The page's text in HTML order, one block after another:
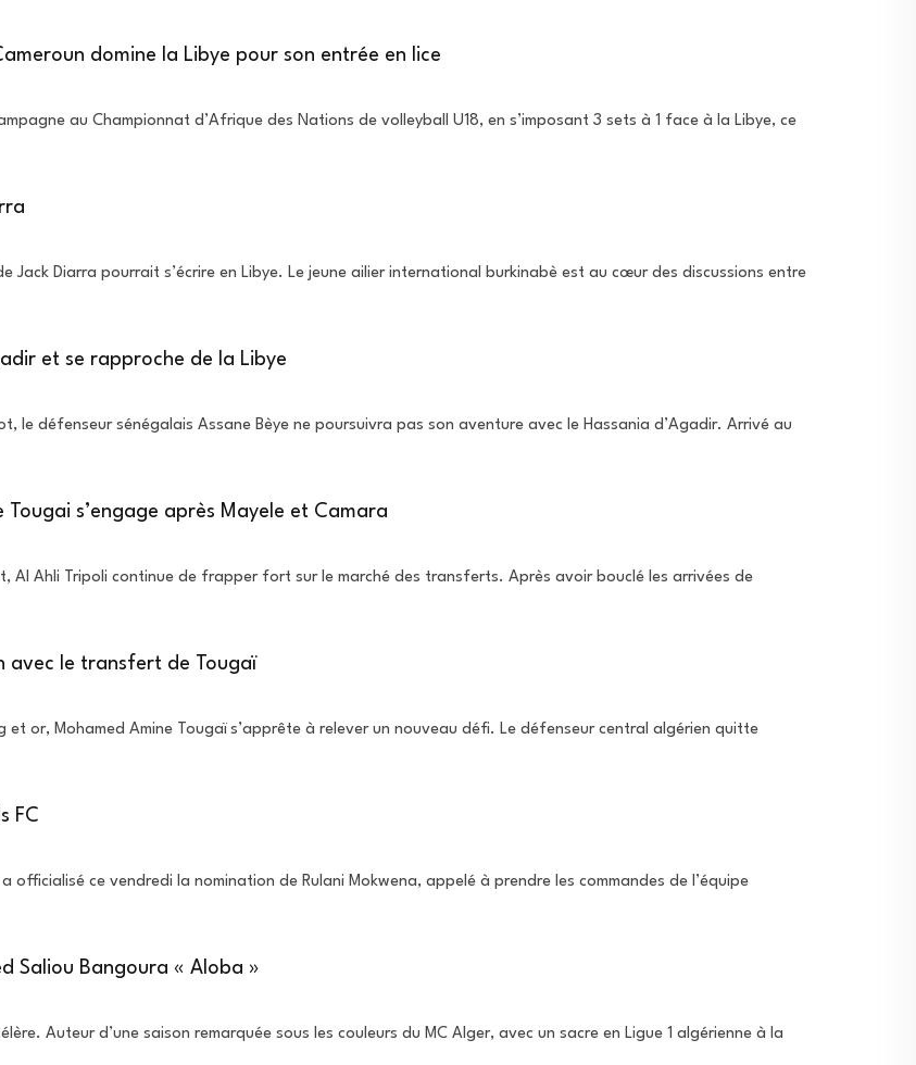
domine la Libye pour son entrée en lice
au Championnat d’Afrique des Nations de volleyball U18, en s’imposant 3 sets à 1 face à la Libye, ce
Jack Diarra pourrait s’écrire en Libye. Le jeune ailier international burkinabè est au cœur des discussions entre
et se rapproche de la Libye
défenseur sénégalais Assane Bèye ne poursuivra pas son aventure avec le Hassania d’Agadir. Arrivé au
s’engage après Mayele et Camara
Al Ahli Tripoli continue de frapper fort sur le marché des transferts. Après avoir bouclé les arrivées de
avec le transfert de Tougaï
et or, Mohamed Amine Tougaï s’apprête à relever un nouveau défi. Le défenseur central algérien quitte
FC
officialisé ce vendredi la nomination de Rulani Mokwena, appelé à prendre les commandes de l’équipe
Saliou Bangoura « Aloba »
Auteur d’une saison remarquée sous les couleurs du MC Alger, avec un sacre en Ligue 1 algérienne à la